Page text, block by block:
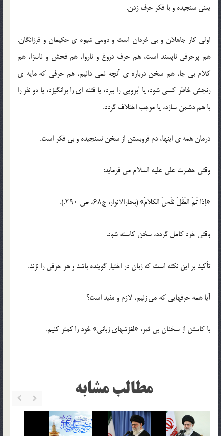
یعنی سنجیده و با فکر حرف زدن.
اولی کار جاهلان و بی خردان است و دومی شیوه ی حکیمان و فرزانگان.
هم پرحرفی ناپسند است، هم حرف دروغ و ناروا، هم فحش و ناسزا، هم
کلام بی جا، هم سخن درباره ی آنچه نمی دانیم، هم حرفی که مایه ی
رنجش خاطر کسی شود، یا آبرویی را ببرد، یا فتنه ای را برانگیزد، یا دو نفر را
با هم دشمن سازد، یا موجب اختلاف گردد.
درمان همه ی اینها، دم فروبستن از سخن نسنجیده و بی فکر است.
وقتی حضرت علی علیه السلام می فرماید:
«إذا تَمَّ العَقْلُ نقَصَ الکلامُ» (بحارالانوار، ج۶۸، ص ۲۹۰.).
وقتی خرد کامل گردد، سخن کاسته شود.
تأکید بر این نکته است که زبان در اختیار گوینده باشد و هر حرفی را نزند.
آیا همه حرفهایی که می زنیم،‌ لازم و مفید است؟
با کاستن از سخنان بی ثمر، «لغزشهای زبانی» خود را کمتر کنیم.
مطالب مشابه